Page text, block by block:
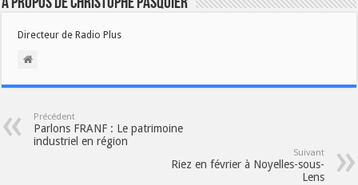
Directeur de Radio Plus
Précédent
Parlons FRANF : Le patrimoine
industriel en région
Suivant
Riez en février à Noyelles-sous-
Lens